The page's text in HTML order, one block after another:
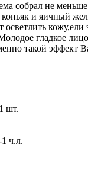
собрал не
коньяк и яичный
кожу,ели
гладкое
такой эффект
шт.
ч.л.